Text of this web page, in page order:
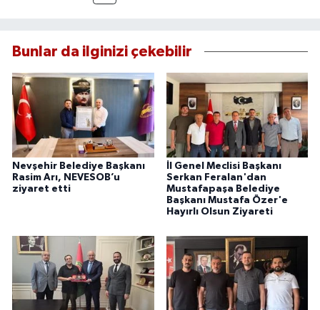
Bunlar da ilginizi çekebilir
Nevşehir Belediye Başkanı
Rasim Arı, NEVESOB’u
ziyaret etti
İl Genel Meclisi Başkanı
Serkan Feralan'dan
Mustafapaşa Belediye
Başkanı Mustafa Özer'e
Hayırlı Olsun Ziyareti